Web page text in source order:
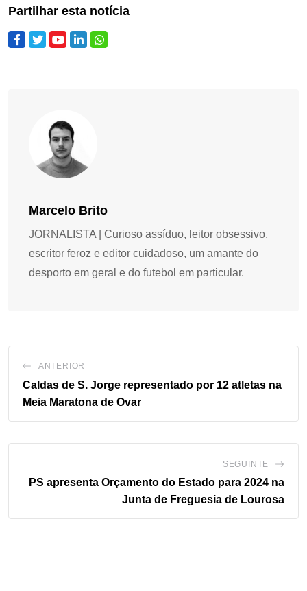
Partilhar esta notícia
Marcelo Brito
JORNALISTA | Curioso assíduo, leitor obsessivo,
escritor feroz e editor cuidadoso, um amante do
desporto em geral e do futebol em particular.
ANTERIOR
Caldas de S. Jorge representado por 12 atletas na
Meia Maratona de Ovar
SEGUINTE
PS apresenta Orçamento do Estado para 2024 na
Junta de Freguesia de Lourosa